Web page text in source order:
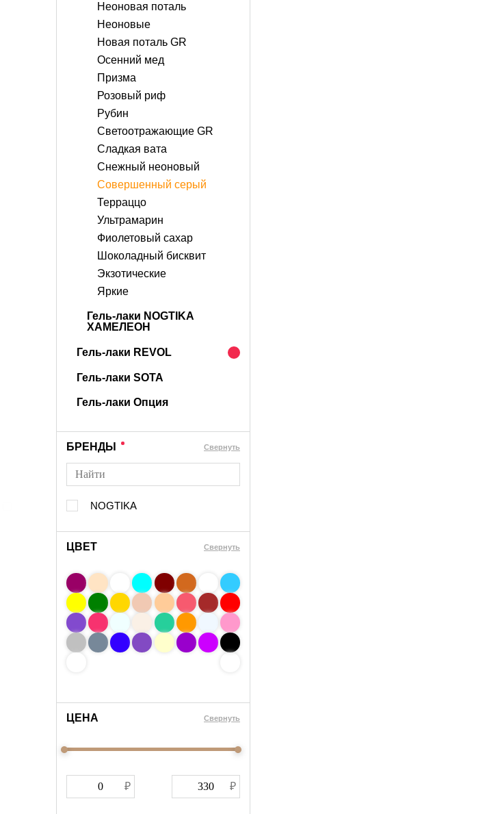
Неоновая поталь
Неоновые
Новая поталь GR
Осенний мед
Призма
Розовый риф
Рубин
Светоотражающие GR
Сладкая вата
Снежный неоновый
Совершенный серый
Терраццо
Ультрамарин
Фиолетовый сахар
Шоколадный бисквит
Экзотические
Яркие
Гель-лаки NOGTIKA
ХАМЕЛЕОН
Гель-лаки REVOL
Гель-лаки SOTA
Гель-лаки Опция
БРЕНДЫ Cвернуть
NOGTIKA
ЦВЕТ Свернуть
ЦЕНА Cвернуть